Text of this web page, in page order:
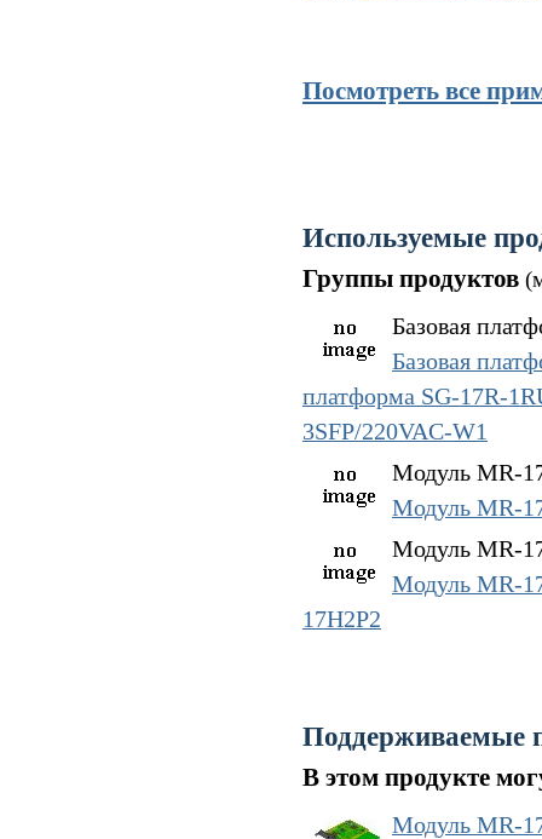
Посмотреть все
Используемые
Группы продуктов
Базовая
Базовая
платформа SG-17R-
3SFP/220VAC-W1
Модуль MR-
Модуль MR-
Модуль MR-
Модуль MR-
17H2P2
Поддерживаемые
В этом продукте
Модуль MR-